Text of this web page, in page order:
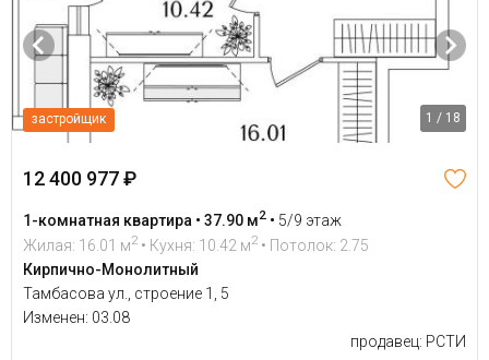
застройщик 1 / 18
12 400 977 ₽
1-комнатная квартира • 37.90 м2 • 5/9 этаж
Жилая: 16.01 м2 • Кухня: 10.42 м2 • Потолок: 2.75
Кирпично-Монолитный
Тамбасова ул., строение 1, 5
Изменен: 03.08
продавец: РСТИ